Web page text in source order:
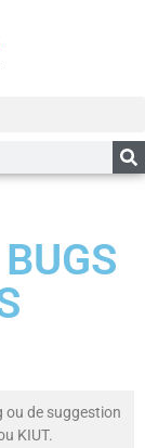
ou de suggestion
KIUT.